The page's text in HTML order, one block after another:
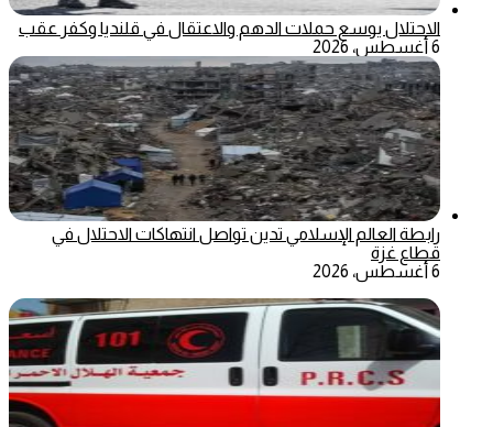
الاحتلال يوسع حملات الدهم والاعتقال في قلنديا وكفر عقب
6 أغسطس، 2026
رابطة العالم الإسلامي تدين تواصل انتهاكات الاحتلال في
قطاع غزة
6 أغسطس، 2026